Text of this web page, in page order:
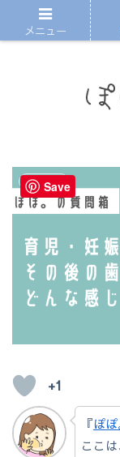
マガジン
+1
『ぽ
ここ
メニュー
Save